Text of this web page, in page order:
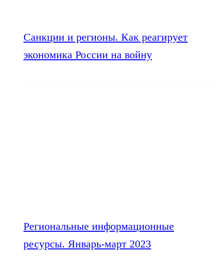
Санкции и регионы. Как реагирует
экономика России на войну
Региональные информационные
ресурсы. Январь-март 2023